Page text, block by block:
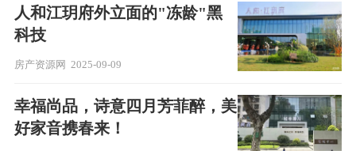
人和江玥府外立面的"冻龄"黑
科技
房产资源网 2025-09-09
幸福尚品，诗意四月芳菲醉，美
好家音携春来！